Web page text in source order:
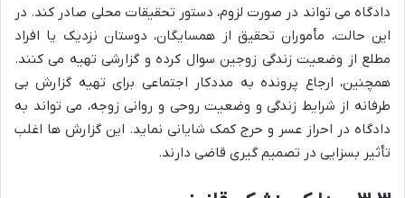
دادگاه می تواند در صورت لزوم، دستور تحقیقات محلی صادر کند. در
این حالت، مأموران تحقیق از همسایگان، دوستان نزدیک یا افراد
مطلع از وضعیت زندگی زوجین سوال کرده و گزارشی تهیه می کنند.
همچنین، ارجاع پرونده به مددکار اجتماعی برای تهیه گزارش بی
طرفانه از شرایط زندگی و وضعیت روحی و روانی زوجه، می تواند به
دادگاه در احراز عسر و حرج کمک شایانی نماید. این گزارش ها اغلب
تأثیر بسزایی در تصمیم گیری قاضی دارند.